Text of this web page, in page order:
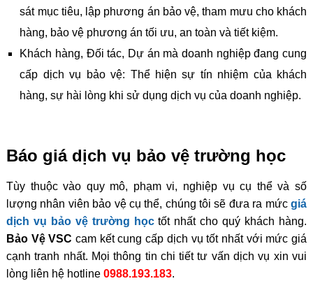
sát mục tiêu, lập phương án bảo vệ, tham mưu cho khách
hàng, bảo vệ phương án tối ưu, an toàn và tiết kiệm.
Khách hàng, Đối tác, Dự án mà doanh nghiệp đang cung
cấp dịch vụ bảo vệ: Thể hiện sự tín nhiệm của khách
hàng, sự hài lòng khi sử dụng dịch vụ của doanh nghiệp.
Báo giá dịch vụ bảo vệ trường học
Tùy thuộc vào quy mô, phạm vi, nghiệp vụ cụ thể và số
lượng nhân viên bảo vệ cụ thể, chúng tôi sẽ đưa ra mứcgiá
dịch vụ bảo vệ trường họctốt nhất cho quý khách hàng.
Bảo Vệ VSC cam kết cung cấp dịch vụ tốt nhất với mức giá
cạnh tranh nhất. Mọi thông tin chi tiết tư vấn dịch vụ xin vui
lòng liên hệ hotline 0988.193.183.